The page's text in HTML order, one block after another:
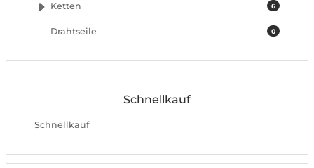
6
Ketten
0
Drahtseile
Schnellkauf
Schnellkauf